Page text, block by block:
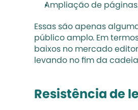
Ampliação de
Essas são apenas
público amplo. Em
baixos no mercado
levando no fim da
Resistência de